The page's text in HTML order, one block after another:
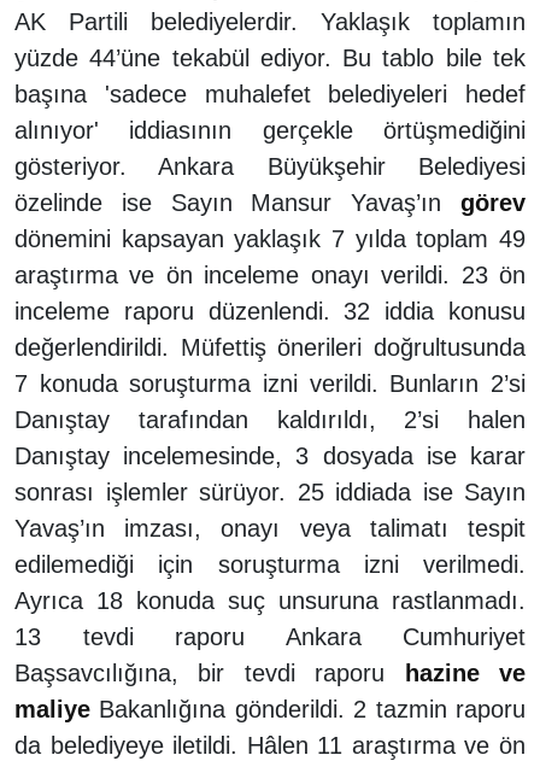
AK Partili belediyelerdir. Yaklaşık toplamın
yüzde 44’üne tekabül ediyor. Bu tablo bile tek
başına 'sadece muhalefet belediyeleri hedef
alınıyor' iddiasının gerçekle örtüşmediğini
gösteriyor. Ankara Büyükşehir Belediyesi
özelinde ise Sayın Mansur Yavaş’ın görev
dönemini kapsayan yaklaşık 7 yılda toplam 49
araştırma ve ön inceleme onayı verildi. 23 ön
inceleme raporu düzenlendi. 32 iddia konusu
değerlendirildi. Müfettiş önerileri doğrultusunda
7 konuda soruşturma izni verildi. Bunların 2’si
Danıştay tarafından kaldırıldı, 2’si halen
Danıştay incelemesinde, 3 dosyada ise karar
sonrası işlemler sürüyor. 25 iddiada ise Sayın
Yavaş’ın imzası, onayı veya talimatı tespit
edilemediği için soruşturma izni verilmedi.
Ayrıca 18 konuda suç unsuruna rastlanmadı.
13 tevdi raporu Ankara Cumhuriyet
Başsavcılığına, bir tevdi raporu
hazine ve
maliye Bakanlığına gönderildi. 2 tazmin raporu
da belediyeye iletildi. Hâlen 11 araştırma ve ön